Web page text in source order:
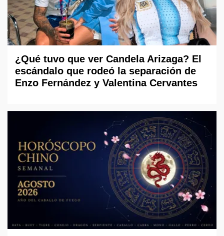
¿Qué tuvo que ver Candela Arizaga? El
escándalo que rodeó la separación de
Enzo Fernández y Valentina Cervantes